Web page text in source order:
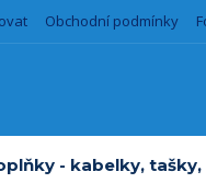
Obchodní podmínky
- kabelky,